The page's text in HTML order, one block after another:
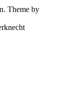
Theme by